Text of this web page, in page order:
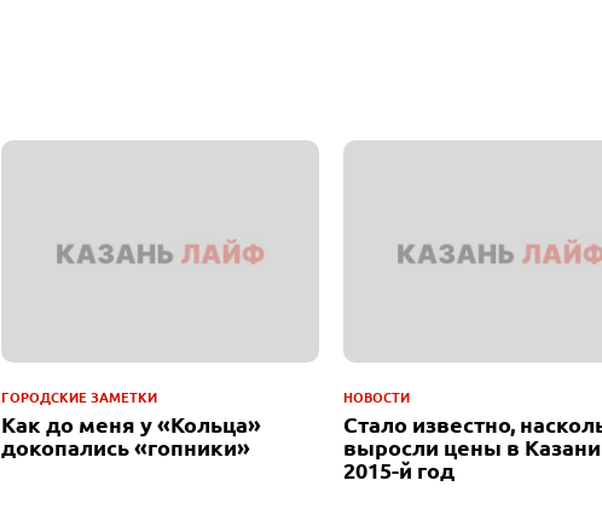
ГОРОДСКИЕ ЗАМЕТКИ
Как до меня у «Кольца»
докопались «гопники»
НОВОСТИ
Стало известно,
выросли цены в Казани
2015-й год